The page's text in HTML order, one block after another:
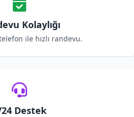
Kolaylığı
ile hızlı randevu.
Destek